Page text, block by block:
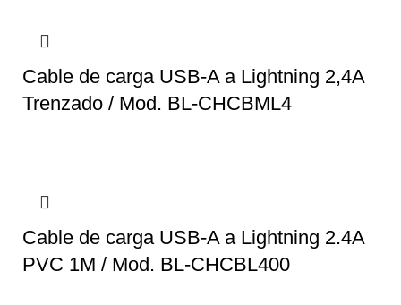
Cable de carga USB-A a Lightning 2,4A
Trenzado / Mod. BL-CHCBML4
Cable de carga USB-A a Lightning 2.4A
PVC 1M / Mod. BL-CHCBL400